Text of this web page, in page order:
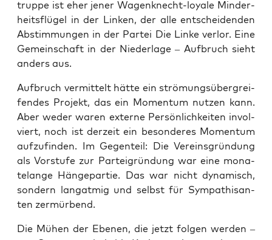
trup­pe ist eher jener Wagen­knecht-loya­le Min­der­
heits­flü­gel in der Lin­ken, der alle ent­schei­den­den
Abstim­mun­gen in der Par­tei Die Lin­ke ver­lor. Eine
Gemein­schaft in der Nie­der­la­ge – Auf­bruch sieht
anders aus.
Auf­bruch ver­mit­telt hät­te ein strö­mungs­über­grei­
fen­des Pro­jekt, das ein Momen­tum nut­zen kann.
Aber weder waren exter­ne Per­sön­lich­kei­ten invol­
viert, noch ist der­zeit ein beson­de­res Momen­tum
auf­zu­fin­den. Im Gegen­teil: Die Ver­eins­grün­dung
als Vor­stu­fe zur Par­tei­grün­dung war eine mona­
te­lan­ge Hän­ge­par­tie. Das war nicht dyna­misch,
son­dern lang­at­mig und selbst für Sym­pa­thi­san­
ten zermürbend.
Die Mühen der Ebe­nen, die jetzt fol­gen wer­den –